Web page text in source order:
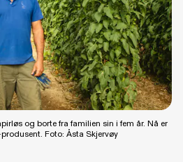
og borte fra familien sin i fem år. Nå er
Foto: Åsta Skjervøy